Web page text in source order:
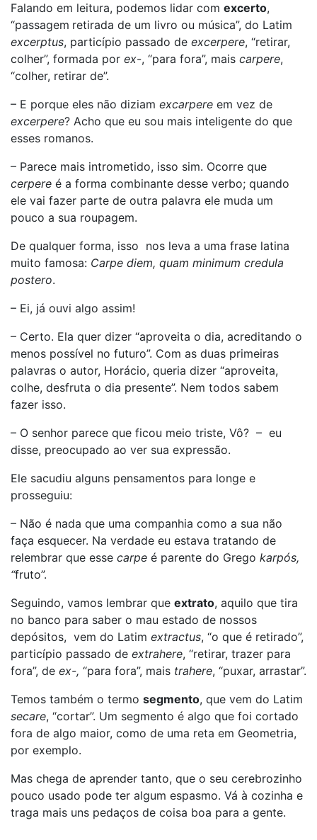
Falando em leitura, podemos lidar com excerto,
“passagem retirada de um livro ou música”, do Latim
excerptus, particípio passado de excerpere, “retirar,
colher”, formada por ex-, “para fora”, mais carpere,
“colher, retirar de”.
– E porque eles não diziam excarpere em vez de
excerpere? Acho que eu sou mais inteligente do que
esses romanos.
– Parece mais intrometido, isso sim. Ocorre que
cerpere é a forma combinante desse verbo; quando
ele vai fazer parte de outra palavra ele muda um
pouco a sua roupagem.
De qualquer forma, isso nos leva a uma frase latina
muito famosa: Carpe diem, quam minimum credula
postero.
– Ei, já ouvi algo assim!
– Certo. Ela quer dizer “aproveita o dia, acreditando o
menos possível no futuro”. Com as duas primeiras
palavras o autor, Horácio, queria dizer “aproveita,
colhe, desfruta o dia presente”. Nem todos sabem
fazer isso.
– O senhor parece que ficou meio triste, Vô? – eu
disse, preocupado ao ver sua expressão.
Ele sacudiu alguns pensamentos para longe e
prosseguiu:
– Não é nada que uma companhia como a sua não
faça esquecer. Na verdade eu estava tratando de
relembrar que esse carpe é parente do Grego karpós,
“fruto”.
Seguindo, vamos lembrar que extrato, aquilo que tira
no banco para saber o mau estado de nossos
depósitos, vem do Latim extractus, “o que é retirado”,
particípio passado de extrahere, “retirar, trazer para
fora”, de ex-, “para fora”, mais trahere, “puxar, arrastar”.
Temos também o termo segmento, que vem do Latim
secare, “cortar”. Um segmento é algo que foi cortado
fora de algo maior, como de uma reta em Geometria,
por exemplo.
Mas chega de aprender tanto, que o seu cerebrozinho
pouco usado pode ter algum espasmo. Vá à cozinha e
traga mais uns pedaços de coisa boa para a gente.